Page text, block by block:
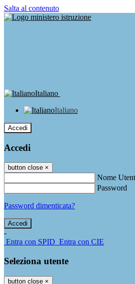
Salta al contenuto
Italiano
Italiano
Accedi
Accedi
button close ×
Nome
Password
Password dimenticata?
-
Entra con SPID Entra con CIE
Seleziona utente
button close ×